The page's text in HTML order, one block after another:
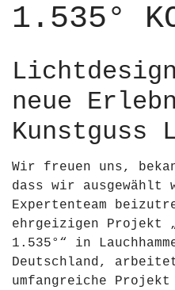
1.535°
neue
Kunstguss
Wir freuen uns,
dass wir ausgewählt
Expertenteam
ehrgeizigen Projekt
1.535°“ in
Deutschland,
umfangreiche